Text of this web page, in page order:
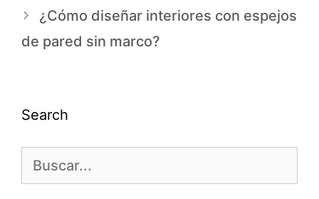
¿Cómo diseñar interiores con espejos
de pared sin marco?
Search